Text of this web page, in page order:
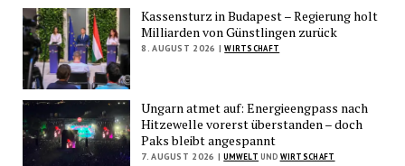
Kassensturz in Budapest – Regierung holt
Milliarden von Günstlingen zurück
8. AUGUST 2026 | WIRTSCHAFT
Ungarn atmet auf: Energieengpass nach
Hitzewelle vorerst überstanden – doch
Paks bleibt angespannt
7. AUGUST 2026 | UMWELT UND WIRTSCHAFT